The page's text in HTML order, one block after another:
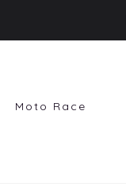
Moto Race